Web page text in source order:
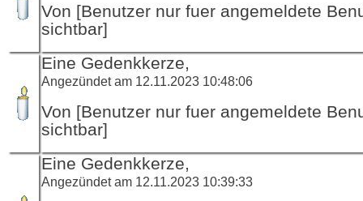
Von [Benutzer nur fuer angemeldete
sichtbar]
Eine Gedenkkerze,
Angezündet am 12.11.2023 10:48:06
Von [Benutzer nur fuer angemeldete
sichtbar]
Eine Gedenkkerze,
Angezündet am 12.11.2023 10:39:33